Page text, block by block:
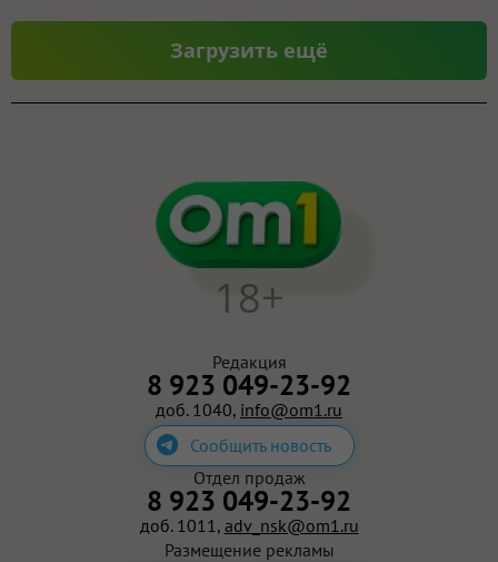
Загрузить ещё
Редакция
8 923 049-23-92
доб. 1040, info@om1.ru
Сообщить новость
18+
Отдел продаж
8 923 049-23-92
доб. 1011, adv_nsk@om1.ru
Размещение рекламы